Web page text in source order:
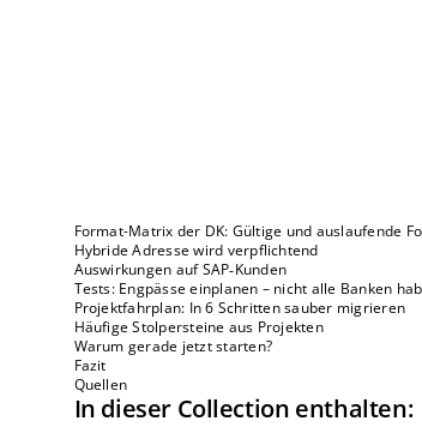
Format-Matrix der DK: Gültige und auslaufende
Hybride Adresse wird verpflichtend
Auswirkungen auf SAP‑Kunden
Tests: Engpässe einplanen – nicht alle Banken
Projektfahrplan: In 6 Schritten sauber migrieren
Häufige Stolpersteine aus Projekten
Warum gerade jetzt starten?
Fazit
Quellen
In dieser Collection enthalten: